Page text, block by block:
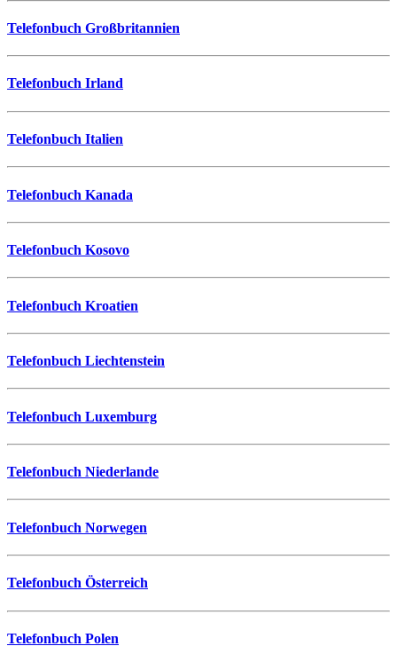
Telefonbuch Großbritannien
Telefonbuch Irland
Telefonbuch Italien
Telefonbuch Kanada
Telefonbuch Kosovo
Telefonbuch Kroatien
Telefonbuch Liechtenstein
Telefonbuch Luxemburg
Telefonbuch Niederlande
Telefonbuch Norwegen
Telefonbuch Österreich
Telefonbuch Polen